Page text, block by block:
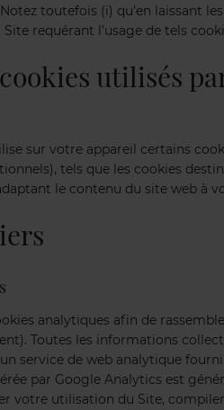
toutefois (i) qu’en laissant
requérant l’usage de tels
utilisés
sur votre appareil certains
tels que les cookies
le contenu du site web à
analytiques afin de
Toutes les informations
service de web analytique
par Google Analytics est
votre utilisation du Site,